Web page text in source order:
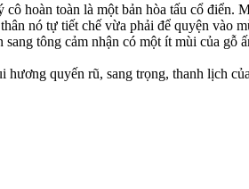
hoàn toàn là một bản hòa tấu cổ điển.
nó tự tiết chế vừa phải để quyện vào
tông cảm nhận có một ít mùi của gỗ
quyến rũ, sang trọng, thanh lịch